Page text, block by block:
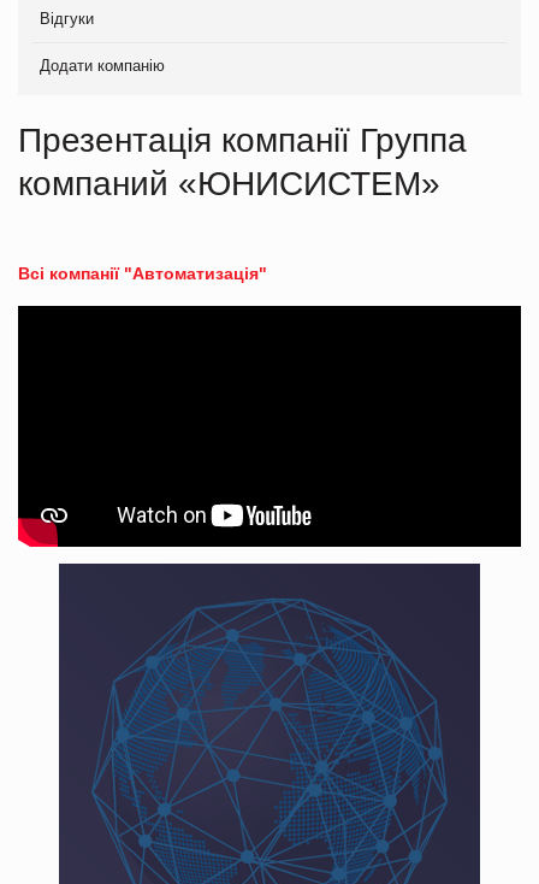
Відгуки
Додати компанію
Презентація компанії Группа
компаний «ЮНИСИСТЕМ»
Всі компанії "Автоматизація"